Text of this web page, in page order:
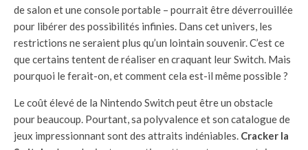
de salon et une console portable – pourrait être déverrouillée
pour libérer des possibilités infinies. Dans cet univers, les
restrictions ne seraient plus qu’un lointain souvenir. C’est ce
que certains tentent de réaliser en craquant leur Switch. Mais
pourquoi le ferait-on, et comment cela est-il même possible ?
Le coût élevé de la Nintendo Switch peut être un obstacle
pour beaucoup. Pourtant, sa polyvalence et son catalogue de
jeux impressionnant sont des attraits indéniables. Cracker la